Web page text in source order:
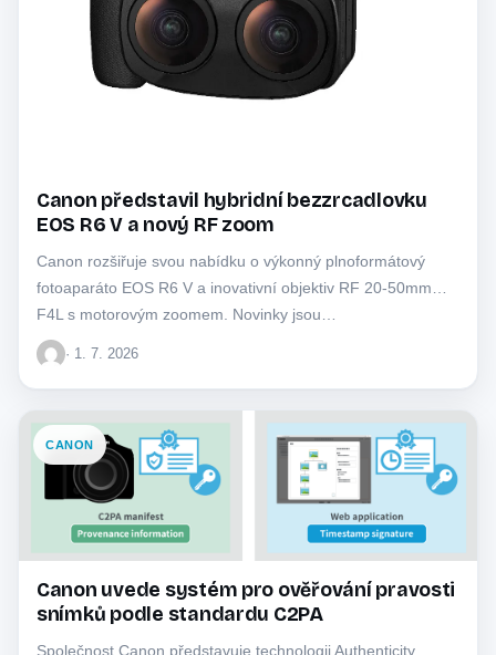
Canon představil hybridní bezzrcadlovku
EOS R6 V a nový RF zoom
Canon rozšiřuje svou nabídku o výkonný plnoformátový
fotoaparáto EOS R6 V a inovativní objektiv RF 20-50mm
F4L s motorovým zoomem. Novinky jsou…
· 1. 7. 2026
CANON
Canon uvede systém pro ověřování pravosti
snímků podle standardu C2PA
Společnost Canon představuje technologii Authenticity